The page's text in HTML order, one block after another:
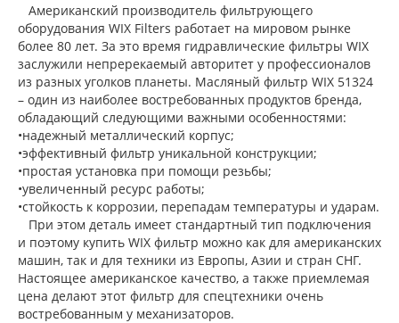
Американский производитель фильтрующего
оборудования WIX Filters работает на мировом рынке
более 80 лет. За это время гидравлические фильтры WIX
заслужили непререкаемый авторитет у профессионалов
из разных уголков планеты. Масляный фильтр WIX 51324
– один из наиболее востребованных продуктов бренда,
обладающий следующими важными особенностями:
•надежный металлический корпус;
•эффективный фильтр уникальной конструкции;
•простая установка при помощи резьбы;
•увеличенный ресурс работы;
•стойкость к коррозии, перепадам температуры и ударам.
При этом деталь имеет стандартный тип подключения
и поэтому купить WIX фильтр можно как для американских
машин, так и для техники из Европы, Азии и стран СНГ.
Настоящее американское качество, а также приемлемая
цена делают этот фильтр для спецтехники очень
востребованным у механизаторов.